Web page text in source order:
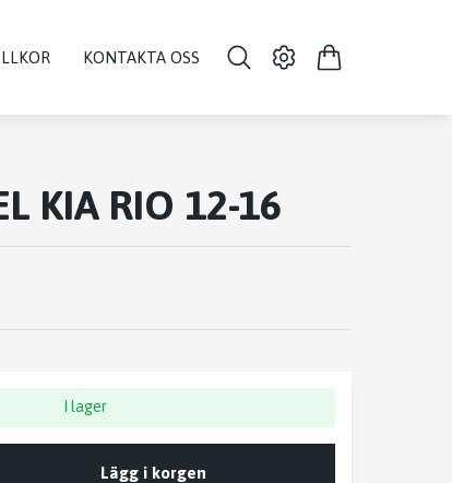
KONTAKTA OSS
KIA RIO 12-16
I lager
Lägg i korgen